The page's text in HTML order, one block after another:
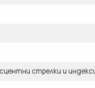
стрелки и